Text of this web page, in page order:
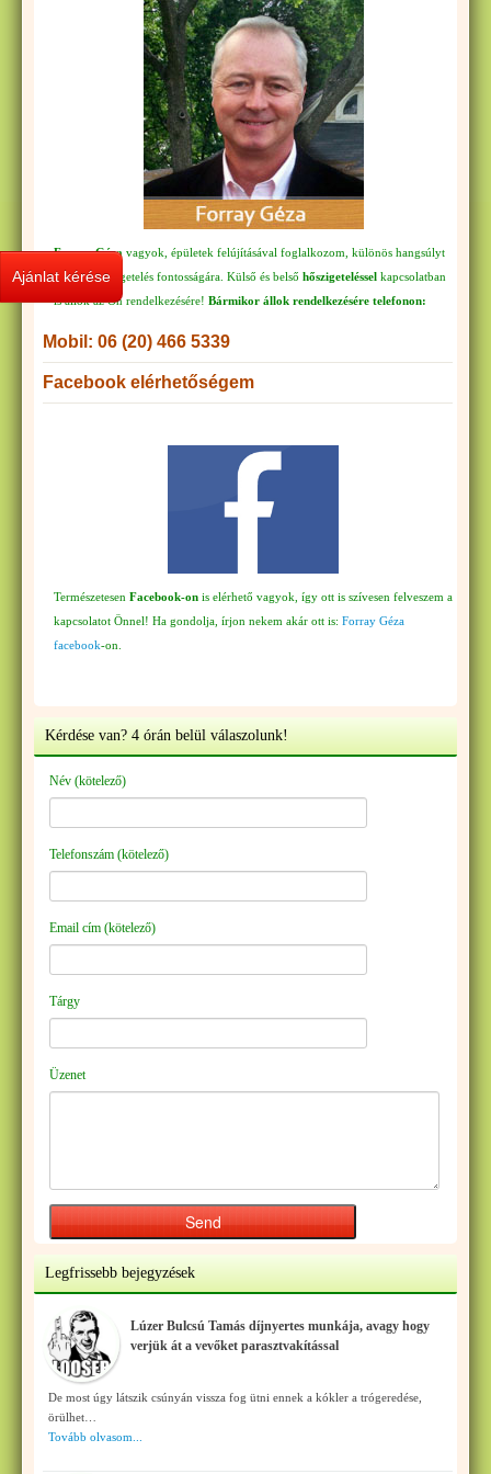
Ajánlat kérése
Forray Géza vagyok, épületek felújításával foglalkozom, különös hangsúlyt
fektetek a szigetelés fontosságára. Külső és belső hőszigeteléssel kapcsolatban
is állok az Ön rendelkezésére! Bármikor állok rendelkezésére telefonon:
Mobil: 06 (20) 466 5339
Facebook elérhetőségem
Természetesen Facebook-on is elérhető vagyok, így ott is szívesen felveszem a
kapcsolatot Önnel! Ha gondolja, írjon nekem akár ott is: Forray Géza
facebook-on.
Kérdése van? 4 órán belül válaszolunk!
Név (kötelező)
Telefonszám (kötelező)
Email cím (kötelező)
Tárgy
Üzenet
Legfrissebb bejegyzések
Lúzer Bulcsú Tamás díjnyertes munkája, avagy hogy
verjük át a vevőket parasztvakítással
De most úgy látszik csúnyán vissza fog ütni ennek a kókler a trógeredése,
örülhet…
Tovább olvasom...